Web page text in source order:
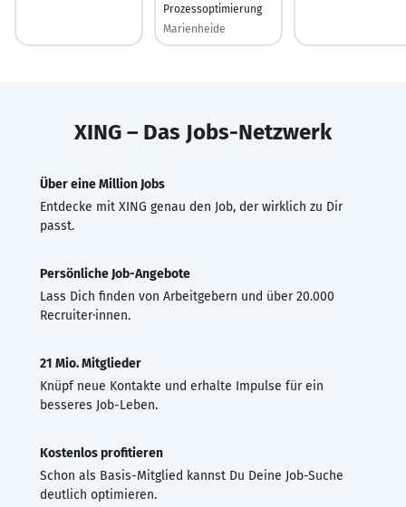
Prozessoptimierung
Marienheide
XING – Das Jobs-Netzwerk
Über eine Million Jobs
Entdecke mit XING genau den Job, der wirklich zu Dir
passt.
Persönliche Job-Angebote
Lass Dich finden von Arbeitgebern und über 20.000
Recruiter·innen.
21 Mio. Mitglieder
Knüpf neue Kontakte und erhalte Impulse für ein
besseres Job-Leben.
Kostenlos profitieren
Schon als Basis-Mitglied kannst Du Deine Job-Suche
deutlich optimieren.